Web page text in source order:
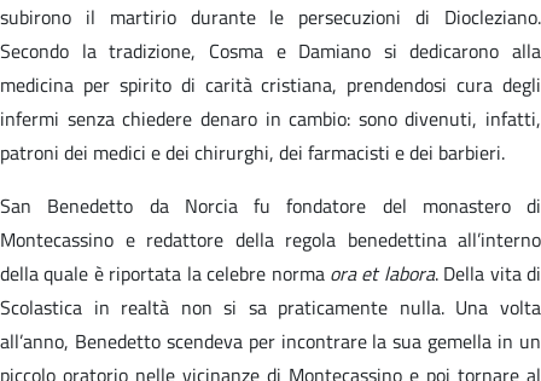
subirono il martirio durante le persecuzioni di Diocleziano.
Secondo la tradizione, Cosma e Damiano si dedicarono alla
medicina per spirito di carità cristiana, prendendosi cura degli
infermi senza chiedere denaro in cambio: sono divenuti, infatti,
patroni dei medici e dei chirurghi, dei farmacisti e dei barbieri.
San Benedetto da Norcia fu fondatore del monastero di
Montecassino e redattore della regola benedettina all’interno
della quale è riportata la celebre norma ora et labora. Della vita di
Scolastica in realtà non si sa praticamente nulla. Una volta
all’anno, Benedetto scendeva per incontrare la sua gemella in un
piccolo oratorio nelle vicinanze di Montecassino e poi tornare al